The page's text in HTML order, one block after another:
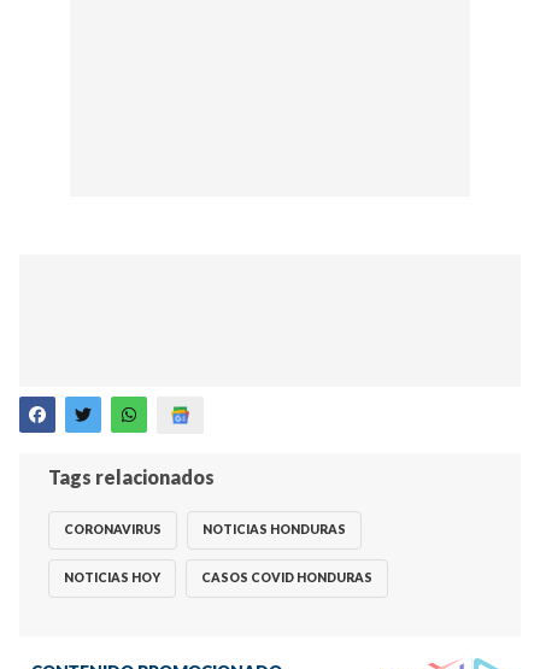
Tags relacionados
CORONAVIRUS NOTICIAS HONDURAS
NOTICIAS HOY CASOS COVID HONDURAS